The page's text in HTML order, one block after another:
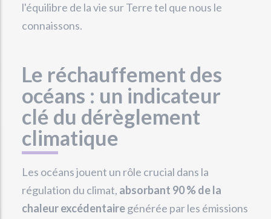
l'équilibre de la vie sur Terre tel que nous le
connaissons.
Le réchauffement des
océans : un indicateur
clé du dérèglement
climatique
Les océans jouent un rôle crucial dans la
régulation du climat, absorbant 90 % de la
chaleur excédentairegénérée par les émissions